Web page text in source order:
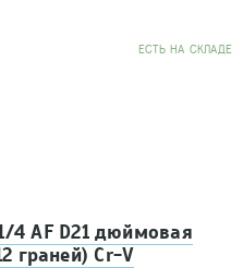
EСТЬ НА СКЛАДЕ
4 AF D21 дюймовая
граней) Cr-V